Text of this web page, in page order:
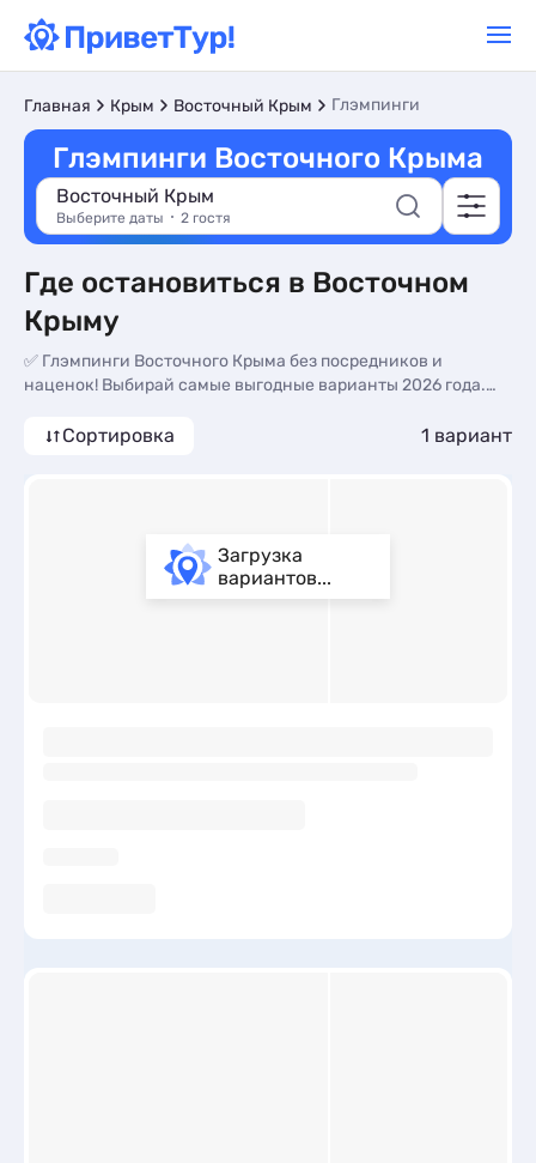
Главная Крым Восточный Крым Глэмпинги
Глэмпинги Восточного Крыма
Восточный Крым
Выберите даты 2 гостя
Где остановиться в Восточном
Крыму
✅ Глэмпинги Восточного Крыма без посредников и
наценок! Выбирай самые выгодные варианты 2026 года.
владельцев, отзывы.
Сортировка 1 вариант
Загрузка
вариантов...